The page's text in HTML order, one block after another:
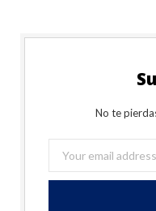
No te